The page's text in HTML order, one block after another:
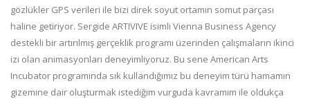
gözlükler GPS verileri ile bizi direk soyut ortamın somut parçası
haline getiriyor. Sergide ARTIVIVE isimli Vienna Business Agency
destekli bir artırılmış gerçeklik programı üzerinden çalışmaların ikinci
izi olan animasyonları deneyimliyoruz. Bu sene American Arts
Incubator programında sık kullandığımız bu deneyim türü hamamın
gizemine dair oluşturmak istediğim vurguda kavramım ile oldukça